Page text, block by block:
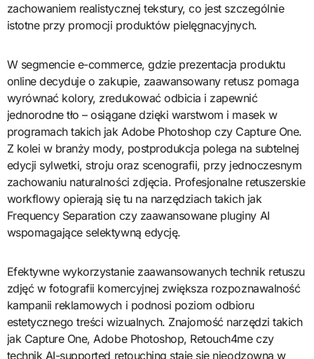
zachowaniem realistycznej tekstury, co jest szczególnie
istotne przy promocji produktów pielęgnacyjnych.
W segmencie e-commerce, gdzie prezentacja produktu
online decyduje o zakupie, zaawansowany retusz pomaga
wyrównać kolory, zredukować odbicia i zapewnić
jednorodne tło – osiągane dzięki warstwom i masek w
programach takich jak Adobe Photoshop czy Capture One.
Z kolei w branży mody, postprodukcja polega na subtelnej
edycji sylwetki, stroju oraz scenografii, przy jednoczesnym
zachowaniu naturalności zdjęcia. Profesjonalne retuszerskie
workflowy opierają się tu na narzędziach takich jak
Frequency Separation czy zaawansowane pluginy AI
wspomagające selektywną edycję.
Efektywne wykorzystanie zaawansowanych technik retuszu
zdjęć w fotografii komercyjnej zwiększa rozpoznawalność
kampanii reklamowych i podnosi poziom odbioru
estetycznego treści wizualnych. Znajomość narzędzi takich
jak Capture One, Adobe Photoshop, Retouch4me czy
technik AI-supported retouching staje się nieodzowna w